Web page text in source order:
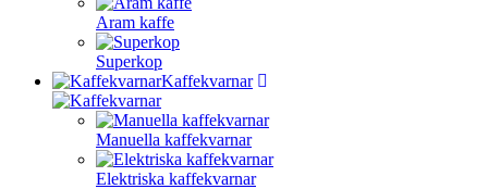
Aram kaffe
Superkop
Kaffekvarnar
Manuella kaffekvarnar
Elektriska kaffekvarnar